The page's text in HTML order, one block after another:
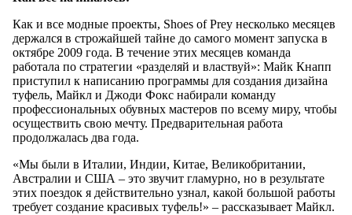
Как и все модные проекты, Shoes of Prey несколько месяцев
держался в строжайшей тайне до самого момент запуска в
октябре 2009 года. В течение этих месяцев команда
работала по стратегии «разделяй и властвуй»: Майк Кнапп
приступил к написанию программы для создания дизайна
туфель, Майкл и Джоди Фокс набирали команду
профессиональных обувных мастеров по всему миру, чтобы
осуществить свою мечту. Предварительная работа
продолжалась два года.
«Мы были в Италии, Индии, Китае, Великобритании,
Австралии и США – это звучит гламурно, но в результате
этих поездок я действительно узнал, какой большой работы
требует создание красивых туфель!» – рассказывает Майкл.